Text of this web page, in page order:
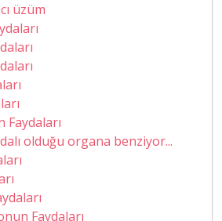
üzüm
Faydaları
olduğu organa benziyor...
Faydaları